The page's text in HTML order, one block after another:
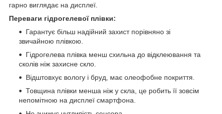
гарно виглядає на дисплеї.
Переваги гідрогелевої плівки:
Гарантує більш надійний захист порівняно зі
звичайною плівкою.
Гідрогелева плівка менш схильна до відклеювання та
сколів ніж захисне скло.
Відштовхує вологу і бруд, має олеофобне покриття.
Товщина плівки менша ніж у скла, це робить її зовсім
непомітною на дисплеї смартфона.